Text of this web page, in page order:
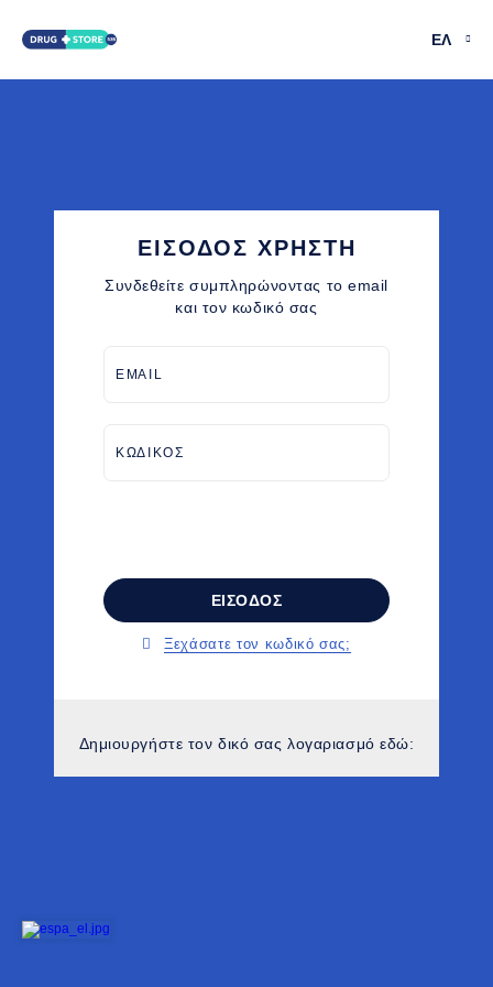
ΕΛ
ΕΙΣΟΔΟΣ ΧΡΗΣΤΗ
Συνδεθείτε συμπληρώνοντας το email
και τον κωδικό σας
EMAIL
ΚΩΔΙΚΟΣ
ΕΙΣΟΔΟΣ
Ξεχάσατε τον κωδικό σας;
Δημιουργήστε τον δικό σας λογαριασμό εδώ: